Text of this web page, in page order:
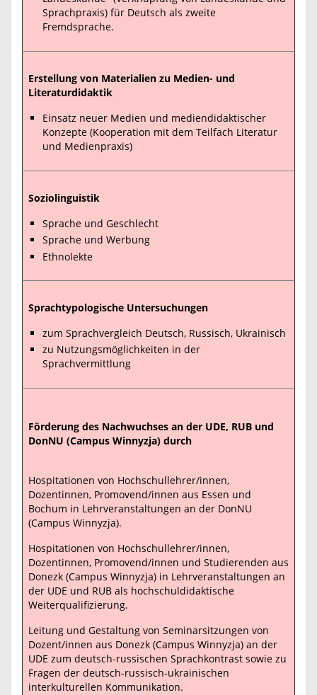
Sprachpraxis) für Deutsch als zweite
Fremdsprache.
Erstellung von Materialien zu Medien- und
Literaturdidaktik
Einsatz neuer Medien und mediendidaktischer
Konzepte (Kooperation mit dem Teilfach Literatur
und Medienpraxis)
Soziolinguistik
Sprache und Geschlecht
Sprache und Werbung
Ethnolekte
Sprachtypologische Untersuchungen
zum Sprachvergleich Deutsch, Russisch, Ukrainisch
zu Nutzungsmöglichkeiten in der
Sprachvermittlung
Förderung des Nachwuchses an der UDE, RUB und
DonNU (Campus Winnyzja) durch
Hospitationen von Hochschullehrer/innen,
Dozentinnen, Promovend/innen aus Essen und
Bochum in Lehrveranstaltungen an der DonNU
(Campus Winnyzja).
Hospitationen von Hochschullehrer/innen,
Dozentinnen, Promovend/innen und Studierenden aus
Donezk (Campus Winnyzja) in Lehrveranstaltungen an
der UDE und RUB als hochschuldidaktische
Weiterqualifizierung.
Leitung und Gestaltung von Seminarsitzungen von
Dozent/innen aus Donezk (Campus Winnyzja) an der
UDE zum deutsch-russischen Sprachkontrast sowie zu
Fragen der deutsch-russisch-ukrainischen
interkulturellen Kommunikation.